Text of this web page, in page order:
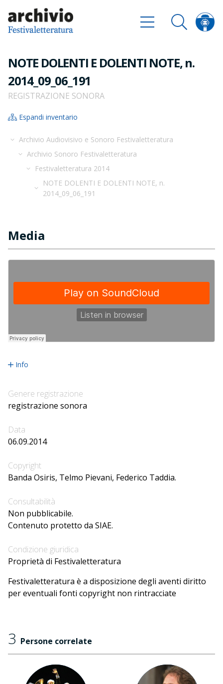
NOTE DOLENTI E DOLENTI NOTE, n.
2014_09_06_191
REGISTRAZIONE SONORA
Espandi inventario
Archivio Audiovisivo e Sonoro Festivaletteratura
Archivio Sonoro Festivaletteratura
Festivaletteratura 2014
NOTE DOLENTI E DOLENTI NOTE, n.
2014_09_06_191
Media
Info
Genere registrazione
registrazione sonora
Data
06.09.2014
Copyright
Banda Osiris, Telmo Pievani, Federico Taddia.
Consultabilità
Non pubblicabile.
Contenuto protetto da SIAE.
Condizione giuridica
Proprietà di Festivaletteratura
Festivaletteratura è a disposizione degli aventi diritto
per eventuali fonti copyright non rintracciate
3 Persone correlate